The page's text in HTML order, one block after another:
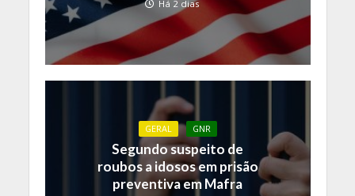
Há 2 dias
GERAL GNR
Segundo suspeito de
roubos a idosos em prisão
preventiva em Mafra